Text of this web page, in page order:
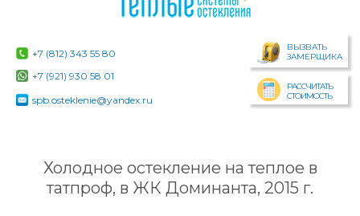
+7 (812) 343 55 80
+7 (921) 930 58 01
spb.osteklenie@yandex.ru
ВЫЗВАТЬ
ЗАМЕРЩИКА
РАССЧИТАТЬ
СТОИМОСТЬ
Холодное остекление на теплое в
татпроф, в ЖК Доминанта, 2015 г.